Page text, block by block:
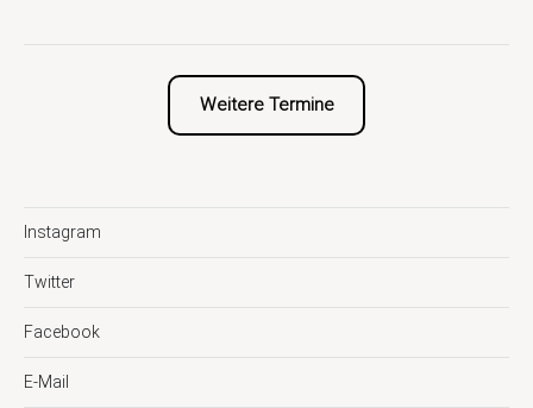
Weitere Termine
Instagram
Twitter
Facebook
E-Mail